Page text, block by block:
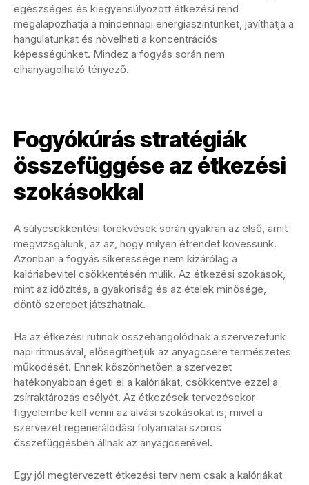
egészséges és kiegyensúlyozott étkezési rend
megalapozhatja a mindennapi energiaszintünket, javíthatja a
hangulatunkat és növelheti a koncentrációs
képességünket. Mindez a fogyás során nem
elhanyagolható tényező.
Fogyókúrás stratégiák
összefüggése az étkezési
szokásokkal
A súlycsökkentési törekvések során gyakran az első, amit
megvizsgálunk, az az, hogy milyen étrendet kövessünk.
Azonban a fogyás sikeressége nem kizárólag a
kalóriabevitel csökkentésén múlik. Az étkezési szokások,
mint az időzítés, a gyakoriság és az ételek minősége,
döntő szerepet játszhatnak.
Ha az étkezési rutinok összehangolódnak a szervezetünk
napi ritmusával, elősegíthetjük az anyagcsere természetes
működését. Ennek köszönhetően a szervezet
hatékonyabban égeti el a kalóriákat, csökkentve ezzel a
zsírraktározás esélyét. Az étkezések tervezésekor
figyelembe kell venni az alvási szokásokat is, mivel a
szervezet regenerálódási folyamatai szoros
összefüggésben állnak az anyagcserével.
Egy jól megtervezett étkezési terv nem csak a kalóriákat